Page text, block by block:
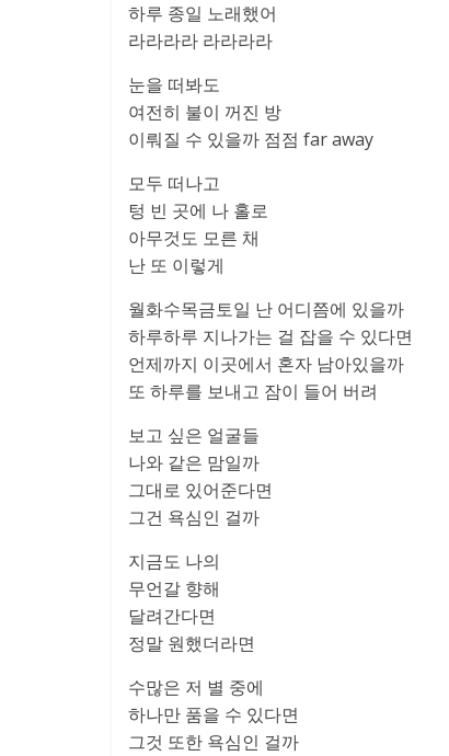
하루 종일 노래했어
라라라라 라라라라
눈을 떠봐도
여전히 불이 꺼진 방
이뤄질 수 있을까 점점 far away
모두 떠나고
텅 빈 곳에 나 홀로
아무것도 모른 채
난 또 이렇게
월화수목금토일 난 어디쯤에 있을까
하루하루 지나가는 걸 잡을 수 있다면
언제까지 이곳에서 혼자 남아있을까
또 하루를 보내고 잠이 들어 버려
보고 싶은 얼굴들
나와 같은 맘일까
그대로 있어준다면
그건 욕심인 걸까
지금도 나의
무언갈 향해
달려간다면
정말 원했더라면
수많은 저 별 중에
하나만 품을 수 있다면
그것 또한 욕심인 걸까